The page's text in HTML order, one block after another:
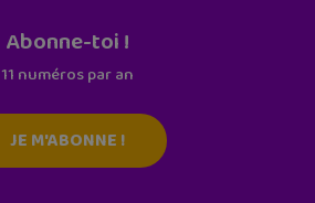
Abonne-toi !
11 numéros par an
JE M'ABONNE !